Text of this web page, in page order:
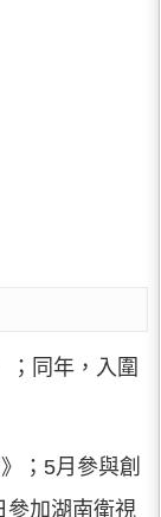
；同年，入圍
》；5月參與創
參加湖南衛視